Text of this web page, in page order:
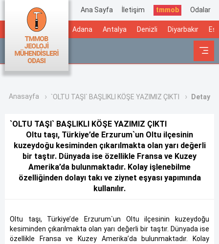
Ana Sayfa İletişim tmmob Odalar
Adana Antalya Denizli Diyarbakır
Anasayfa `OLTU TAŞI` BAŞLIKLI KÖŞE YAZIMIZ ÇIKTI Detay
`OLTU TAŞI` BAŞLIKLI KÖŞE YAZIMIZ ÇIKTI
Oltu taşı, Türkiye’de Erzurum`un Oltu ilçesinin
kuzeydoğu kesiminden çıkarılmakta olan yarı değerli
bir taştır. Dünyada ise özellikle Fransa ve Kuzey
Amerika’da bulunmaktadır. Kolay işlenebilme
özelliğinden dolayı takı ve ziynet eşyası yapımında
kullanılır.
Oltu taşı, Türkiye’de Erzurum`un Oltu ilçesinin kuzeydoğu
kesiminden çıkarılmakta olan yarı değerli bir taştır. Dünyada ise
özellikle Fransa ve Kuzey Amerika’da bulunmaktadır. Kolay